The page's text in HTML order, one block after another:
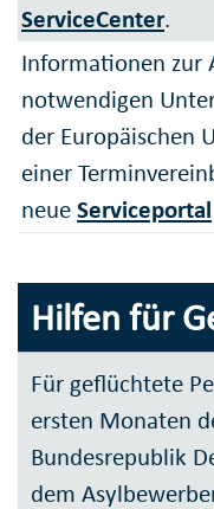
ServiceCenter.
Informationen zur
notwendigen
der Europäischen
einer
neueServiceportal
Hilfen für
Für geflüchtete
ersten Monaten
Bundesrepublik
dem